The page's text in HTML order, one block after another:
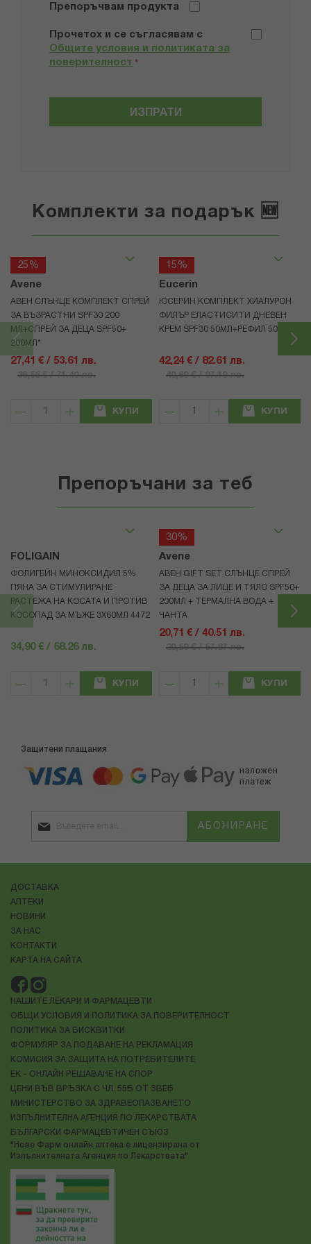
Препоръчвам продукта
Прочетох и се съгласявам с
Общите условия и политиката за
поверителност *
ИЗПРАТИ
Комплекти за подарък 🆕
25%
Avene
АВЕН СЛЪНЦЕ КОМПЛЕКТ СПРЕЙ
ЗА ВЪЗРАСТНИ SPF30 200
МЛ+СПРЕЙ ЗА ДЕЦА SPF50+
200МЛ*
27,41 € / 53.61 лв.
36,55 € / 71.49 лв.
КУПИ
15%
Eucerin
ЮСЕРИН КОМПЛЕКТ ХИАЛУРОН
ФИЛЪР ЕЛАСТИСИТИ ДНЕВЕН
КРЕМ SPF30 50МЛ+РЕФИЛ 50МЛ
42,24 € / 82.61 лв.
49,69 € / 97.19 лв.
КУПИ
Препоръчани за теб
FOLIGAIN
ФОЛИГЕЙН МИНОКСИДИЛ 5%
ПЯНА ЗА СТИМУЛИРАНЕ
РАСТЕЖА НА КОСАТА И ПРОТИВ
КОСОПАД ЗА МЪЖЕ 3X60МЛ 4472
34,90 € / 68.26 лв.
КУПИ
30%
Avene
АВЕН GIFT SET СЛЪНЦЕ СПРЕЙ
ЗА ДЕЦА ЗА ЛИЦЕ И ТЯЛО SPF50+
200МЛ + ТЕРМАЛНА ВОДА +
ЧАНТА
20,71 € / 40.51 лв.
29,59 € / 57.87 лв.
КУПИ
Защитени плащания
АБОНИРАНЕ
ДОСТАВКА
АПТЕКИ
НОВИНИ
ЗА НАС
КОНТАКТИ
КАРТА НА САЙТА
НАШИТЕ ЛЕКАРИ И ФАРМАЦЕВТИ
ОБЩИ УСЛОВИЯ И ПОЛИТИКА ЗА ПОВЕРИТЕЛНОСТ
ПОЛИТИКА ЗА БИСКВИТКИ
ФОРМУЛЯР ЗА ПОДАВАНЕ НА РЕКЛАМАЦИЯ
КОМИСИЯ ЗА ЗАЩИТА НА ПОТРЕБИТЕЛИТЕ
ЕК - ОНЛАЙН РЕШАВАНЕ НА СПОР
ЦЕНИ ВЪВ ВРЪЗКА С ЧЛ. 55Б ОТ ЗВЕБ
МИНИСТЕРСТВО ЗА ЗДРАВЕОПАЗВАНЕТО
ИЗПЪЛНИТЕЛНА АГЕНЦИЯ ПО ЛЕКАРСТВАТА
БЪЛГАРСКИ ФАРМАЦЕВТИЧЕН СЪЮЗ
"Нове Фарм онлайн аптека е лицензирана от
Изпълнителната Агенция по Лекарствата"